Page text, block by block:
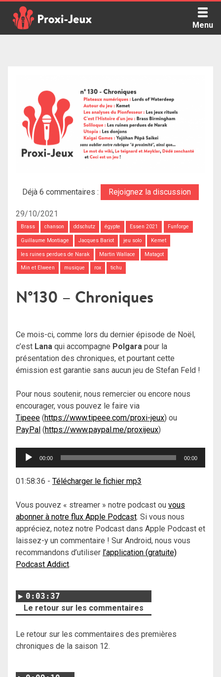
content
Menu
Déjà 6 commentaires : Rejoignez la discussion
29/10/2021
Brass chanson ddschutz égypte Essen 2021 Funforge
Guillaume Montiage Jacques Bariot jeu solo Kemet
les ruines perdues de Narak Martin Wallace Matagot
Min et Elween musique rox tichu
N°130 – Chroniques
Ce mois-ci, comme lors du dernier épisode de Noël,
c’est Lana qui accompagne Polgara pour la
présentation des chroniques, et pourtant cette
émission est garantie sans aucun jeu de Stefan Feld !
Pour nous soutenir, nous remercier ou encore nous
encourager, vous pouvez le faire via
Tipeee (https://www.tipeee.com/proxi-jeux) ou
PayPal (https://www.paypal.me/proxijeux)
Lecteur
00:00 00:00
01:58:36 - Télécharger le fichier mp3
Vous pouvez « streamer » notre podcast ou vous
abonner à notre flux Apple Podcast. Si vous nous
appréciez, notez notre Podcast dans Apple Podcast et
laissez-y un commentaire ! Sur Android, nous vous
recommandons d’utiliser l’application (gratuite)
Podcast Addict.
0:03:37
Le retour sur les commentaires
Le retour sur les commentaires des premières
chroniques de la saison 12.